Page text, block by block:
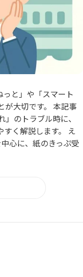
と」や「スマート
が大切です。 本記事
のトラブル時に、
く解説します。 え
心に、紙のきっぷ受